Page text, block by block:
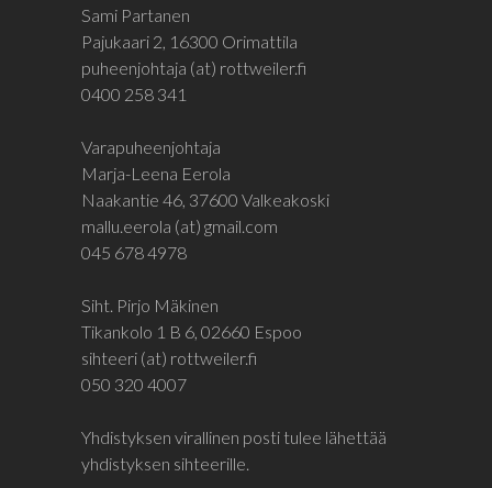
Sami Partanen
Pajukaari 2, 16300 Orimattila
puheenjohtaja (at) rottweiler.fi
0400 258 341
Varapuheenjohtaja
Marja-Leena Eerola
Naakantie 46, 37600 Valkeakoski
mallu.eerola (at) gmail.com
045 678 4978
Siht. Pirjo Mäkinen
Tikankolo 1 B 6, 02660 Espoo
sihteeri (at) rottweiler.fi
050 320 4007
Yhdistyksen virallinen posti tulee lähettää
yhdistyksen sihteerille.